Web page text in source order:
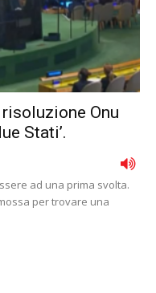
Onu
Stati’.
ad una prima svolta.
per trovare una